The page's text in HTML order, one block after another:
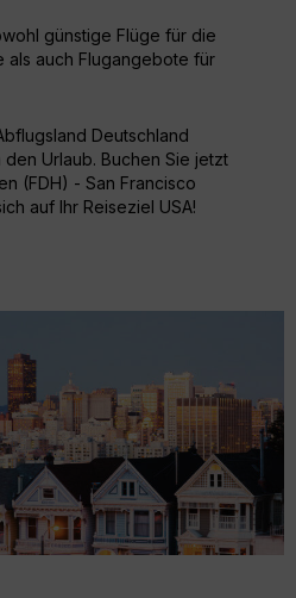
günstige Flüge für die
als auch Flugangebote für
Deutschland
Urlaub. Buchen Sie jetzt
(FDH) - San Francisco
auf Ihr Reiseziel USA!